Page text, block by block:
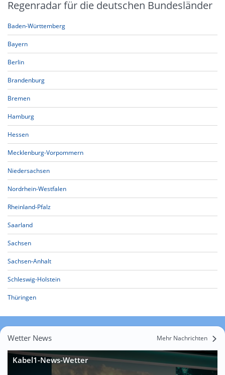
Regenradar für die deutschen Bundesländer
Baden-Württemberg
Bayern
Berlin
Brandenburg
Bremen
Hamburg
Hessen
Mecklenburg-Vorpommern
Niedersachsen
Nordrhein-Westfalen
Rheinland-Pfalz
Saarland
Sachsen
Sachsen-Anhalt
Schleswig-Holstein
Thüringen
Wetter News Mehr Nachrichten
Kabel1-News-Wetter